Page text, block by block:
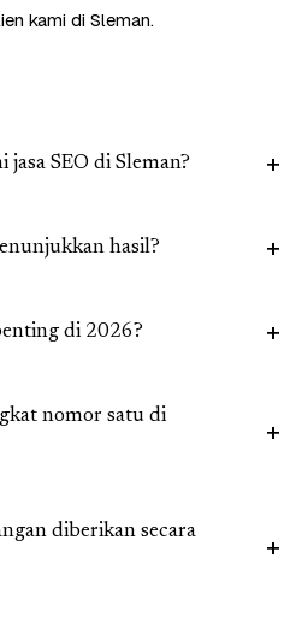
kami di Sleman.
SEO di Sleman?
hasil?
di 2026?
nomor satu di
diberikan secara